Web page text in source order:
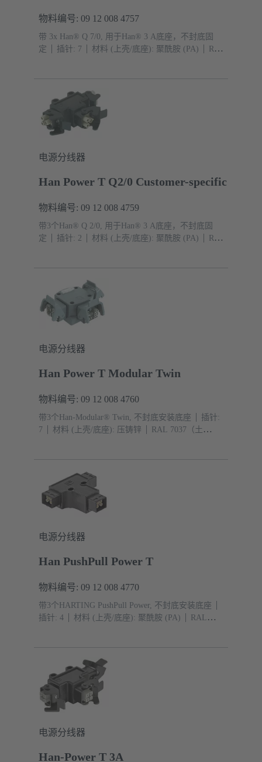
物料编号: 09 12 008 4757
带 3x Han® Q 7/0, 用于Han® 3 A底座，不封底固
定
插针: 7 材料 (上壳/底座): 聚酰胺 (PA)
RAL
电源分线器
Han Power T Q2/0 Customer-specific
物料编号: 09 12 008 4759
带3个Han® Q 2/0, 用于Han® 3 A底座，不封底固
定
插针: 2 材料 (上壳/底座): 聚酰胺 (PA)
RAL
电源分线器
Han Power T Modular Twin
物料编号: 09 12 008 4760
带3个Han-Modular® Twin, 不封底安装底座
插针:
7
材料 (上壳/底座): 压铸锌
RAL 7037（土
电源分线器
Han PushPull Power T
物料编号: 09 12 008 4770
带3个HARTING PushPull Power, 不封底安装底座
插针: 4
材料 (上壳/底座): 聚酰胺 (PA)
RAL
电源分线器
Han-Power T 3A